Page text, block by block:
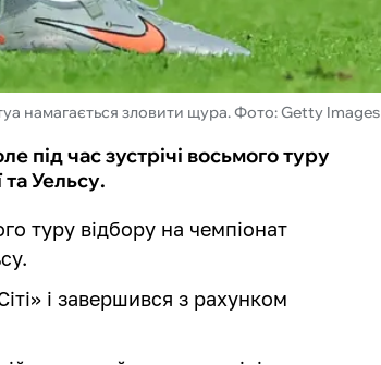
намагається зловити щура. Фото: Getty Images
під час зустрічі восьмого туру
та Уельсу.
туру відбору на чемпіонат
і завершився з рахунком